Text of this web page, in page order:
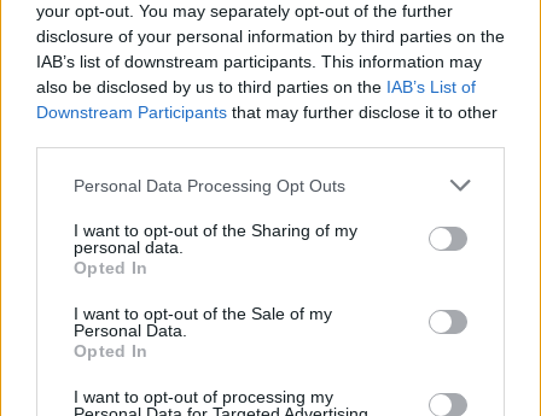
your opt-out. You may separately opt-out of the further
disclosure of your personal information by third parties on the
IAB’s list of downstream participants. This information may
also be disclosed by us to third parties on the IAB’s List of
Downstream Participants that may further disclose it to other
Personal Data Processing Opt Outs
I want to opt-out of the Sharing of my
personal data.
Opted In
I want to opt-out of the Sale of my
Personal Data.
Opted In
I want to opt-out of processing my
Φωτια στην Τζια πριν λιγο!
pic.twitter.com/l9C4S4519r
August 5, 2023
#τζια #κεα #φωτια
#πυρκαγια
pic.twitter.com/lboYyOGFXh